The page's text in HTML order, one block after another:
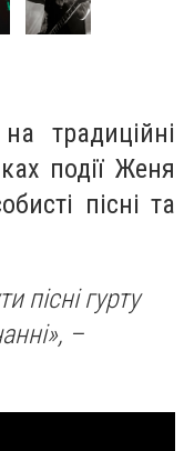
традиційні
події Женя
пісні та
пісні гурту
–